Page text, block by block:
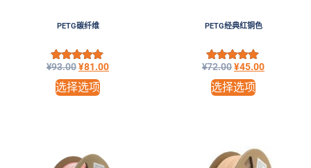
PETG碳纤维
评分
5.00
&sol; 5
¥93.00¥81.00
选择选项
PETG经典红铜色
评分
5.00
&sol; 5
¥72.00¥45.00
选择选项